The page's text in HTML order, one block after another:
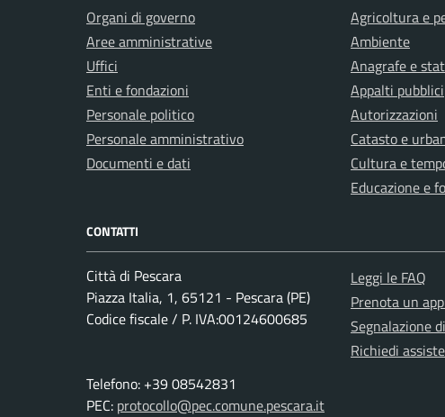
Organi di governo
Aree amministrative
Uffici
Enti e fondazioni
Personale politico
Personale amministrativo
Documenti e dati
Agricoltura e
Ambiente
Anagrafe e
Appalti pubblici
Autorizzazioni
Catasto e
Cultura e
Educazione e
CONTATTI
Città di Pescara
Piazza Italia, 1, 65121 - Pescara (PE)
Codice fiscale / P. IVA:00124600685
Telefono: +39 08542831
PEC: protocollo@pec.comune.pescara.it
Leggi le FAQ
Prenota un
Segnalazione
Richiedi